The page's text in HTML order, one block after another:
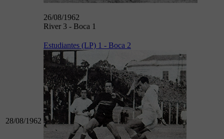
26/08/1962
River 3 - Boca 1
28/08/1962
Estudiantes (LP) 1 - Boca 2